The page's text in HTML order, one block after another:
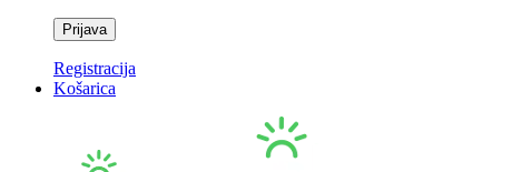
Registracija
Košarica